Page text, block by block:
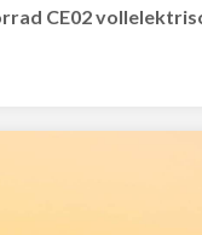
CE02